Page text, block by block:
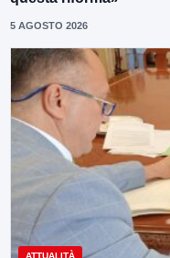
5 AGOSTO 2026
ATTUALITÀ